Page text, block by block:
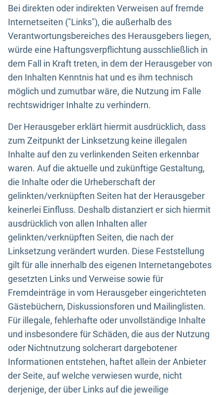
Bei direkten oder indirekten Verweisen auf fremde
Internetseiten ("Links"), die außerhalb des
Verantwortungsbereiches des Herausgebers liegen,
würde eine Haftungsverpflichtung ausschließlich in
dem Fall in Kraft treten, in dem der Herausgeber von
den Inhalten Kenntnis hat und es ihm technisch
möglich und zumutbar wäre, die Nutzung im Falle
rechtswidriger Inhalte zu verhindern.
Der Herausgeber erklärt hiermit ausdrücklich, dass
zum Zeitpunkt der Linksetzung keine illegalen
Inhalte auf den zu verlinkenden Seiten erkennbar
waren. Auf die aktuelle und zukünftige Gestaltung,
die Inhalte oder die Urheberschaft der
gelinkten/verknüpften Seiten hat der Herausgeber
keinerlei Einfluss. Deshalb distanziert er sich hiermit
ausdrücklich von allen Inhalten aller
gelinkten/verknüpften Seiten, die nach der
Linksetzung verändert wurden. Diese Feststellung
gilt für alle innerhalb des eigenen Internetangebotes
gesetzten Links und Verweise sowie für
Fremdeinträge in vom Herausgeber eingerichteten
Gästebüchern, Diskussionsforen und Mailinglisten.
Für illegale, fehlerhafte oder unvollständige Inhalte
und insbesondere für Schäden, die aus der Nutzung
oder Nichtnutzung solcherart dargebotener
Informationen entstehen, haftet allein der Anbieter
der Seite, auf welche verwiesen wurde, nicht
derjenige, der über Links auf die jeweilige